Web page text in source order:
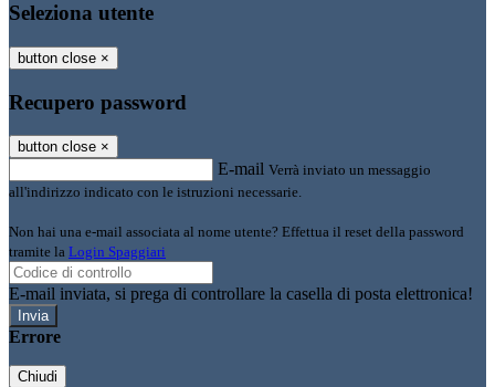
Seleziona utente
button close ×
Recupero password
button close ×
E-mail Verrà inviato un messaggio
all'indirizzo indicato con le istruzioni necessarie.
Non hai una e-mail associata al nome utente? Effettua il reset della password
tramite la Login Spaggiari
E-mail inviata, si prega di controllare la casella di posta elettronica!
Errore
Chiudi